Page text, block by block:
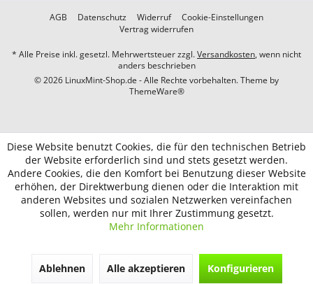
AGB Datenschutz Widerruf
Cookie-Einstellungen
Vertrag widerrufen
* Alle Preise inkl. gesetzl. Mehrwertsteuer zzgl.Versandkosten, wenn nicht
anders beschrieben
© 2026 LinuxMint-Shop.de - Alle Rechte vorbehalten. Theme by
ThemeWare®
Diese Website benutzt Cookies, die für den technischen Betrieb
der Website erforderlich sind und stets gesetzt werden.
Andere Cookies, die den Komfort bei Benutzung dieser Website
erhöhen, der Direktwerbung dienen oder die Interaktion mit
anderen Websites und sozialen Netzwerken vereinfachen
sollen, werden nur mit Ihrer Zustimmung gesetzt.
Mehr Informationen
Ablehnen Alle akzeptieren Konfigurieren